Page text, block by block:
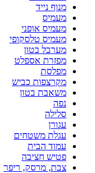
מנוף נייד
מעמיס
מעמיס אופני
מעמיס טלסקופי
מערבל בטון
מפזרת אספלט
מפלסת
מקרצפות כביש
משאבת בטון
נפה
סלילה
עגורן
עגלת משטחים
עמוד הבית
פטיש חציבה
צבת, מרסק, ריפר